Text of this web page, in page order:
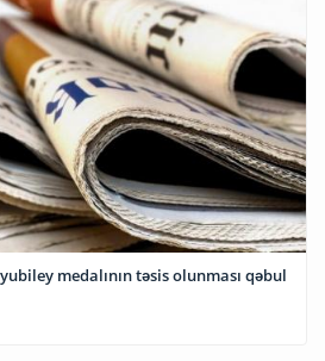
medalının təsis olunması qəbul